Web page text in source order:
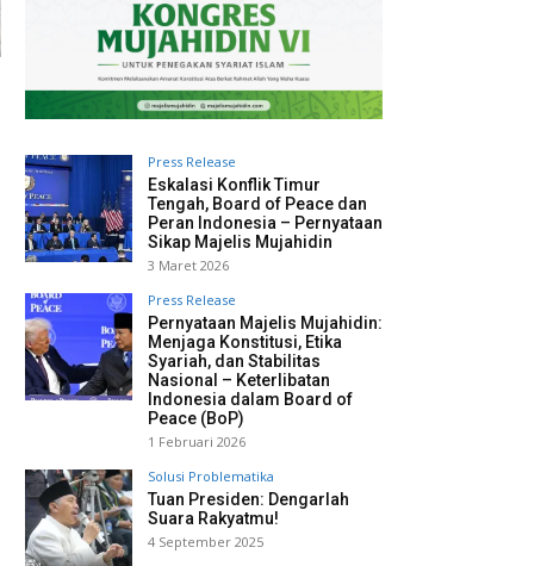
Press Release
Eskalasi Konflik Timur
Tengah, Board of Peace dan
Peran Indonesia – Pernyataan
Sikap Majelis Mujahidin
3 Maret 2026
Press Release
Pernyataan Majelis Mujahidin:
Menjaga Konstitusi, Etika
Syariah, dan Stabilitas
Nasional – Keterlibatan
Indonesia dalam Board of
Peace (BoP)
1 Februari 2026
Solusi Problematika
Tuan Presiden: Dengarlah
Suara Rakyatmu!
4 September 2025